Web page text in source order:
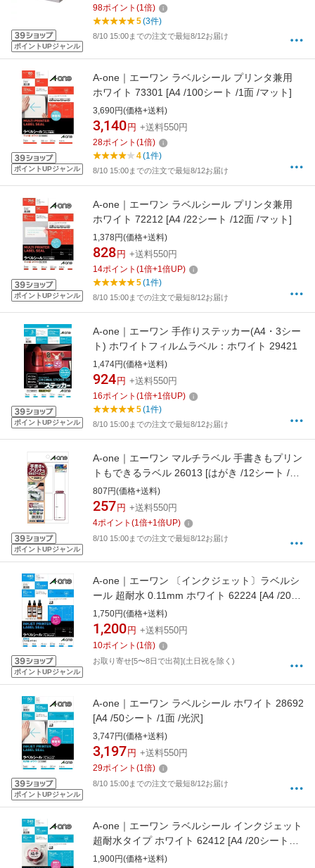
ポイントUPジャンル
98ポイント (1倍)
5(3件)
8/10 15:00までの注文で最短8/12お届け
ポイントUPジャンル
A-one｜エーワン ラベルシール プリンタ兼用
ホワイト 73301 [A4 /100シート /1面 /マット]
3,690円(価格+送料)
3,140 円 +送料550円
28ポイント (1倍)
4(1件)
8/10 15:00までの注文で最短8/12お届け
ポイントUPジャンル
A-one｜エーワン ラベルシール プリンタ兼用
ホワイト 72212 [A4 /22シート /12面 /マット]
1,378円(価格+送料)
828 円 +送料550円
14ポイント (1倍+1倍UP)
5(1件)
8/10 15:00までの注文で最短8/12お届け
ポイントUPジャンル
A-one｜エーワン 手作りステッカー(A4・3シー
ト) ホワイトフィルムラベル：ホワイト 29421
1,474円(価格+送料)
924 円 +送料550円
16ポイント (1倍+1倍UP)
5(1件)
8/10 15:00までの注文で最短8/12お届け
ポイントUPジャンル
A-one｜エーワン マルチラベル 手書きもプリン
トもできるラベル 26013 [はがき /12シート /6
面 /マット]
807円(価格+送料)
257 円 +送料550円
4ポイント (1倍+1倍UP)
8/10 15:00までの注文で最短8/12お届け
ポイントUPジャンル
A-one｜エーワン 〔インクジェット〕ラベルシ
ール 超耐水 0.11mm ホワイト 62224 [A4 /20シ
ート /24面 /マット]
1,750円(価格+送料)
1,200 円 +送料550円
10ポイント (1倍)
お取り寄せ[5〜8日で出荷](土日祝を除く)
ポイントUPジャンル
A-one｜エーワン ラベルシール ホワイト 28692
[A4 /50シート /1面 /光沢]
3,747円(価格+送料)
3,197 円 +送料550円
29ポイント (1倍)
8/10 15:00までの注文で最短8/12お届け
A-one｜エーワン ラベルシール インクジェット
超耐水タイプ ホワイト 62412 [A4 /20シート
/12面 /マット]
1,900円(価格+送料)